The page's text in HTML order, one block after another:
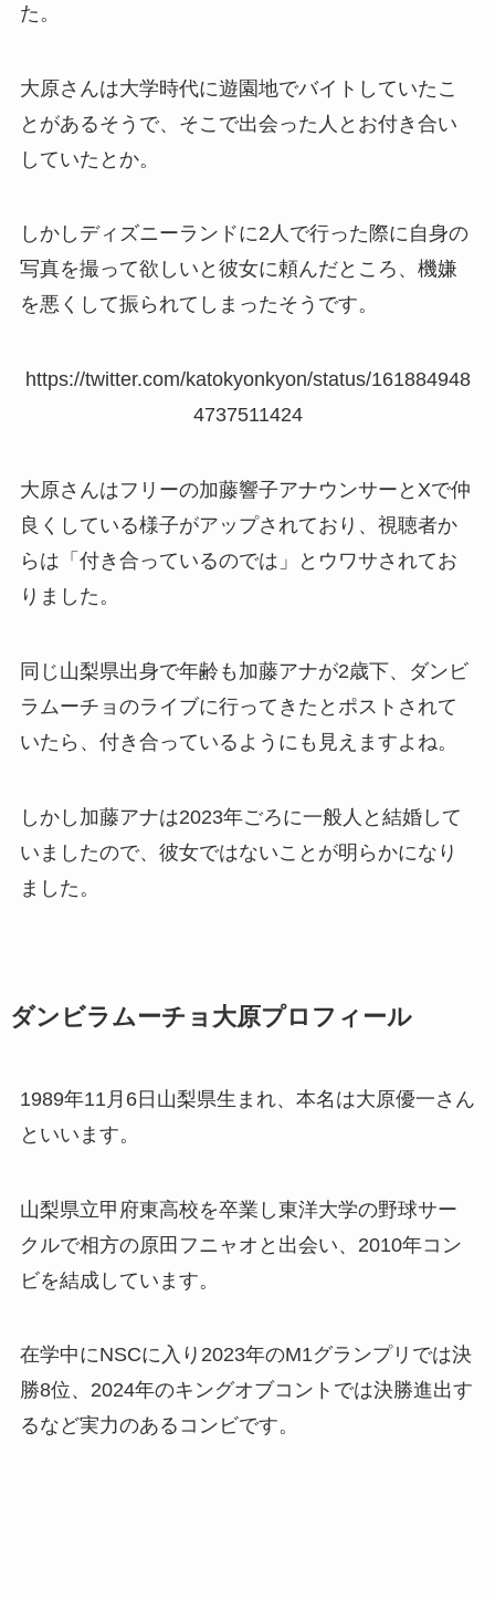
た。
大原さんは大学時代に遊園地でバイトしていたこ
とがあるそうで、そこで出会った人とお付き合い
していたとか。
しかしディズニーランドに2人で行った際に自身の
写真を撮って欲しいと彼女に頼んだところ、機嫌
を悪くして振られてしまったそうです。
https://twitter.com/katokyonkyon/status/161884948
4737511424
大原さんはフリーの加藤響子アナウンサーとXで仲
良くしている様子がアップされており、視聴者か
らは「付き合っているのでは」とウワサされてお
りました。
同じ山梨県出身で年齢も加藤アナが2歳下、ダンビ
ラムーチョのライブに行ってきたとポストされて
いたら、付き合っているようにも見えますよね。
しかし加藤アナは2023年ごろに一般人と結婚して
いましたので、彼女ではないことが明らかになり
ました。
ダンビラムーチョ大原プロフィール
1989年11月6日山梨県生まれ、本名は大原優一さん
といいます。
山梨県立甲府東高校を卒業し東洋大学の野球サー
クルで相方の原田フニャオと出会い、2010年コン
ビを結成しています。
在学中にNSCに入り2023年のM1グランプリでは決
勝8位、2024年のキングオブコントでは決勝進出す
るなど実力のあるコンビです。